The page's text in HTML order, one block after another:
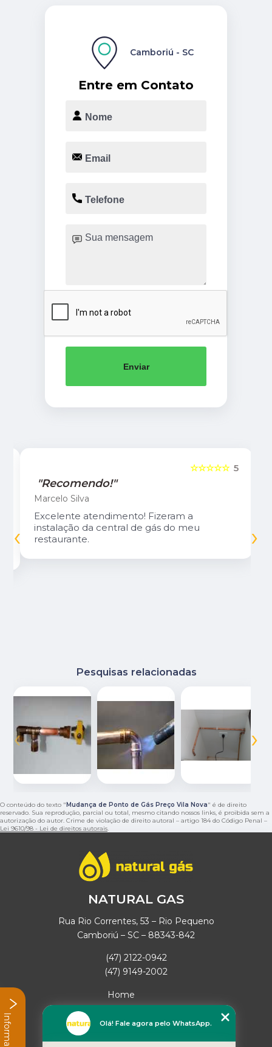
Entre em Contato
Camboriú - SC
Enviar
5
☆☆☆☆☆
"Recomendo!"
Marcelo Silva
Excelente atendimento! Fizeram a
instalação da central de gás do meu
restaurante.
‹ ›
Pesquisas relacionadas
‹ ›
O conteúdo do texto "Mudança de Ponto de Gás Preço Vila Nova" é de direito
reservado. Sua reprodução, parcial ou total, mesmo citando nossos links, é proibida sem a
autorização do autor. Crime de violação de direito autoral – artigo 184 do Código Penal –
Lei 9610/98 - Lei de direitos autorais.
NATURAL GAS
Rua Rio Correntes, 53 – Rio Pequeno
Camboriú – SC – 88343-842
(47) 2122-0942
(47) 9149-2002
Home
Empresa
Missão
Olá! Fale agora pelo WhatsApp.